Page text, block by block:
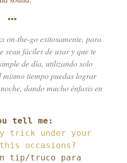
•••
on-the-go exitosamente, para
sean fáciles de usar y que te
de día, utilizando solo
tiempo puedas lograr
dando mucho énfasis en
trick under your
tip/truco para